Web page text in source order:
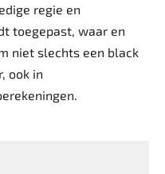
regie en
toegepast, waar en
niet slechts een black
ook in